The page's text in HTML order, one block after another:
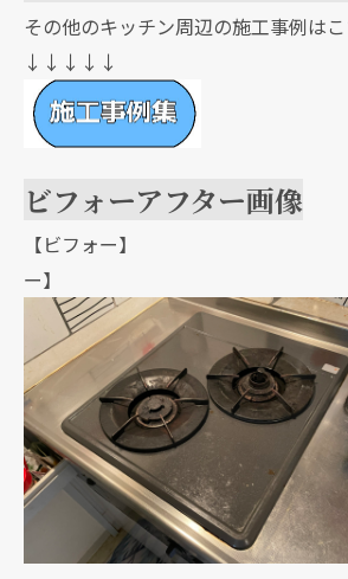
その他のキッチン周辺の施工事例は
↓↓↓↓↓
ビフォーアフター画像
【ビフォー】
ー】